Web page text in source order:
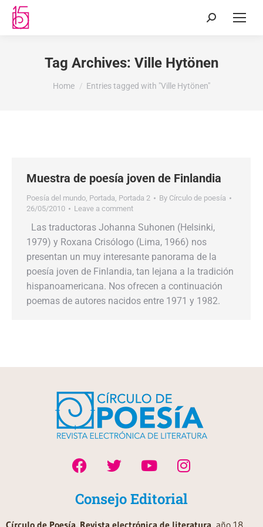
Tag Archives: Ville Hytönen
You are here:
Home Entries tagged with "Ville Hytönen"
Muestra de poesía joven de Finlandia
Poesía del mundo, Portada, Portada 2 By Círculo de poesía
26/05/2010
Leave a comment
Las traductoras Johanna Suhonen (Helsinki,
1979) y Roxana Crisólogo (Lima, 1966) nos
presentan un muy interesante panorama de la
poesía joven de Finlandia, tan lejana a la tradición
hispanoamericana. Nos ofrecen a continuación
poemas de autores nacidos entre 1971 y 1982.
Consejo Editorial
Círculo de Poesía. Revista electrónica de literatura , año 18,